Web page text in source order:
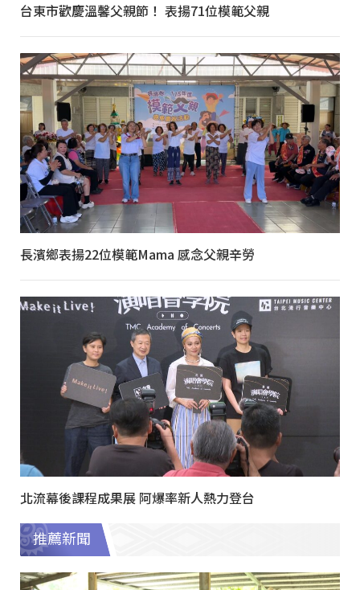
台東市歡慶溫馨父親節！ 表揚71位模範父親
長濱鄉表揚22位模範Mama 感念父親辛勞
北流幕後課程成果展 阿爆率新人熱力登台
推薦新聞